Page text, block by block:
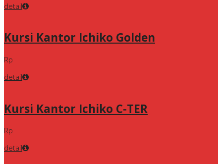
detail
Kursi Kantor Ichiko Golden
Rp
detail
Kursi Kantor Ichiko C-TER
Rp
detail